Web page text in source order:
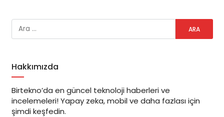
Hakkımızda
Birtekno’da en güncel teknoloji haberleri ve
incelemeleri! Yapay zeka, mobil ve daha fazlası için
şimdi keşfedin.